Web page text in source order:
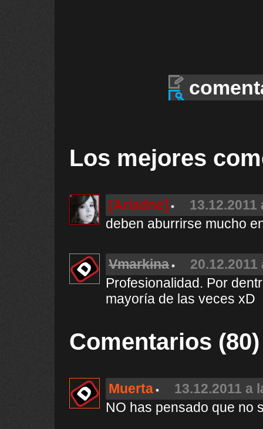
Los mejores
[Ariadne]
13.12.2011
deben aburrirse mucho
Vmarkina
Profesionalidad. Por
mayoría de las veces xD
Comentarios (80)
Muerta
13.12.2011 a
NO has pensado que no